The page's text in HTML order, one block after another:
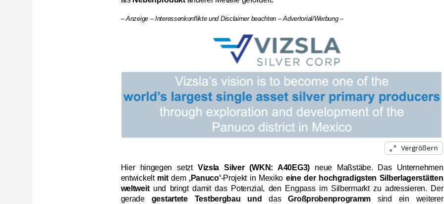
– Anzeige – Interessenkonflikte und Disclaimer beachten – Advertorial/Werbung –
Vergrößern
Hier hingegen setzt Vizsla Silver (WKN: A40EG3) neue Maßstäbe. Das Unternehmen
entwickelt mitdem ‚Panuco‘-Projekt in Mexiko eine der hochgradigsten Silberlagerstätten
weltweitund bringt damit das Potenzial, den Engpass im Silbermarkt zu adressieren. Der
gerade gestartete Testbergbau und dasGroßprobenprogramm sind ein weiterer